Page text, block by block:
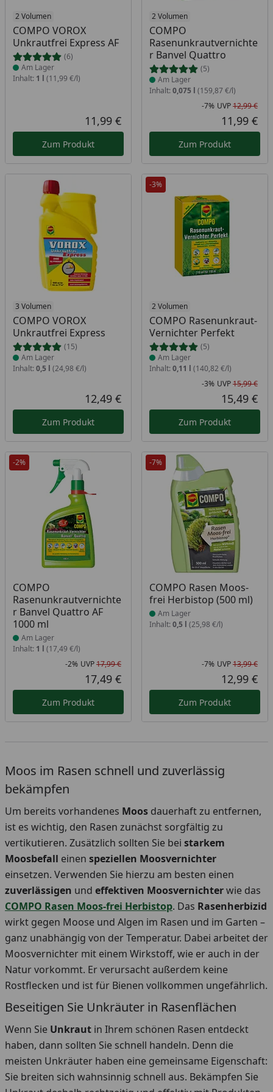
2 Volumen
COMPO VOROX
Unkrautfrei Express AF
(6)
Produkt am Lager
Am Lager
Inhalt: 1 l (11,99 €/l)
Aktueller Preis
11,99 €
Zum Produkt
2 Volumen
COMPO
Rasenunkrautvernichte
r Banvel Quattro
(5)
Produkt am Lager
Am Lager
Inhalt: 0,075 l (159,87 €/l)
-7% UVP12,99 €
11,99 €
Zum Produkt
3 Volumen
COMPO VOROX
Unkrautfrei Express
(15)
Produkt am Lager
Am Lager
Inhalt: 0,5 l (24,98 €/l)
Aktueller Preis
12,49 €
Zum Produkt
-3%
2 Volumen
COMPO Rasenunkraut-
Vernichter Perfekt
(5)
Produkt am Lager
Am Lager
Inhalt: 0,11 l (140,82 €/l)
-3% UVP15,99 €
15,49 €
Zum Produkt
-2%
COMPO
Rasenunkrautvernichte
r Banvel Quattro AF
1000 ml
Produkt am Lager
Am Lager
Inhalt: 1 l (17,49 €/l)
Rabatt in Prozent
-2%
Ursprünglicher Preis
UVP17,99 €
Aktueller Preis
17,49 €
Zum Produkt
-7%
COMPO Rasen Moos-
frei Herbistop (500 ml)
Produkt am Lager
Am Lager
Inhalt: 0,5 l (25,98 €/l)
-7% UVP13,99 €
12,99 €
Zum Produkt
Moos im Rasen schnell und zuverlässig
bekämpfen
Um bereits vorhandenes Moos dauerhaft zu entfernen,
ist es wichtig, den Rasen zunächst sorgfältig zu
vertikutieren. Zusätzlich sollten Sie bei starkem
Moosbefall einen speziellen Moosvernichter
einsetzen. Verwenden Sie hierzu am besten einen
zuverlässigen und effektiven Moosvernichterwie das
COMPO Rasen Moos-frei Herbistop. Das Rasenherbizid
wirkt gegen Moose und Algen im Rasen und im Garten –
ganz unabhängig von der Temperatur. Dabei arbeitet der
Moosvernichter mit einem Wirkstoff, wie er auch in der
Natur vorkommt. Er verursacht außerdem keine
Rostflecken und ist für Bienen vollkommen ungefährlich.
Beseitigen Sie Unkräuter in Rasenflächen
Wenn Sie Unkraut in Ihrem schönen Rasen entdeckt
haben, dann sollten Sie schnell handeln. Denn die
meisten Unkräuter haben eine gemeinsame Eigenschaft:
Sie breiten sich wahnsinnig schnell aus. Bekämpfen Sie